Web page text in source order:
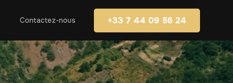
Contactez-nous +33 7 44 09 56 24